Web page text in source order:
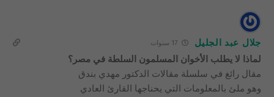
جلال عبد الجليل
لماذا لا يطلب الأخوان المسلمون السلطة في مصر؟
مقال رائغ في سلسلة مقالات الدكتور مهدي بندق
وهو ملئ بالمعلومات التي يحناجها القارئ العادي